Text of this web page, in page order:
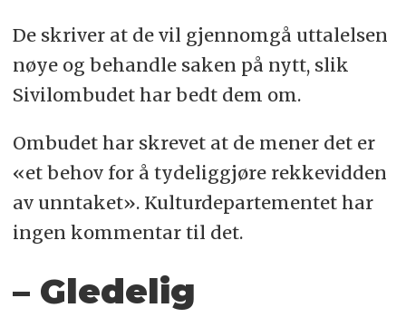
De skriver at de vil gjennomgå uttalelsen
nøye og behandle saken på nytt, slik
Sivilombudet har bedt dem om.
Ombudet har skrevet at de mener det er
«et behov for å tydeliggjøre rekkevidden
av unntaket». Kulturdepartementet har
ingen kommentar til det.
– Gledelig